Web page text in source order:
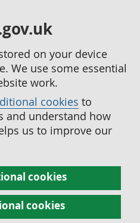
on your device
We use some essential
work.
cookies to
and understand how
us to improve our
cookies
cookies